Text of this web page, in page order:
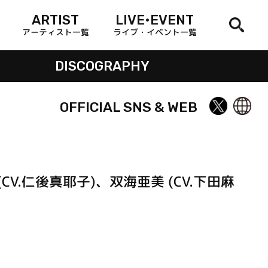
ARTIST
アーティスト一覧
LIVE•EVENT
ライブ・イベント一覧
DISCOGRAPHY
OFFICIAL SNS & WEB
仁後真耶子)、双海亜美 (CV.下田麻